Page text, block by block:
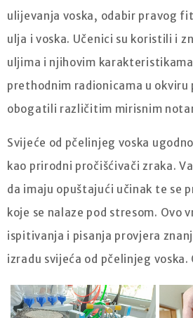
ulijevanja voska, odabir pravog
ulja i voska. Učenici su koristili i
uljima i njihovim
prethodnim radionicama u
obogatili različitim mirisnim
Svijeće od pčelinjeg voska
kao prirodni pročišćivači zraka.
da imaju opuštajući učinak te se
koje se nalaze pod stresom. Ovo
ispitivanja i pisanja provjera
izradu svijeća od pčelinjeg voska.